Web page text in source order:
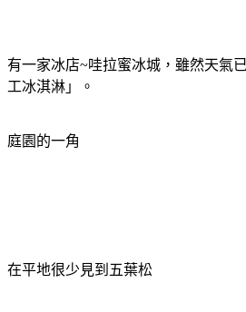
有一家冰店~哇拉蜜冰城，雖然天氣
工冰淇淋」。
庭園的一角
在平地很少見到五葉松